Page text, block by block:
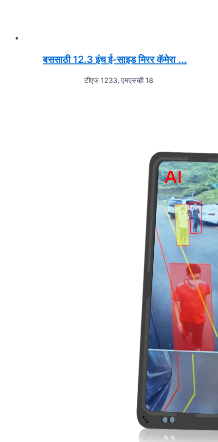
बससाठी 12.3 इंच ई-साइड मिरर कॅमेरा ...
टीएफ 1233, एमएसव्ही 18